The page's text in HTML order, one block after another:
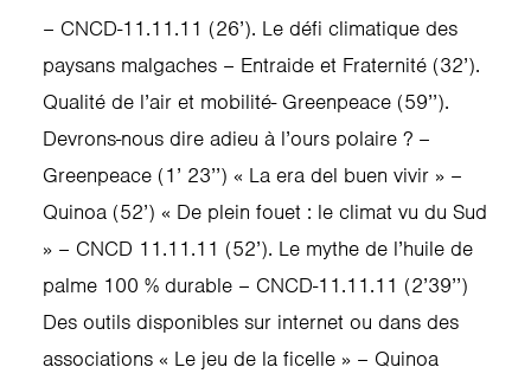
– CNCD-11.11.11 (26’). Le défi climatique des
paysans malgaches – Entraide et Fraternité (32’).
Qualité de l’air et mobilité- Greenpeace (59’’).
Devrons-nous dire adieu à l’ours polaire ? –
Greenpeace (1’ 23’’) « La era del buen vivir » –
Quinoa (52’) « De plein fouet : le climat vu du Sud
» – CNCD 11.11.11 (52’). Le mythe de l’huile de
palme 100 % durable – CNCD-11.11.11 (2’39’’)
Des outils disponibles sur internet ou dans des
associations « Le jeu de la ficelle » – Quinoa